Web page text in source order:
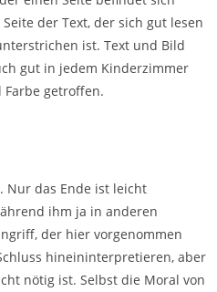
der Text, der sich gut lesen
ist. Text und Bild
gut in jedem Kinderzimmer
getroffen.
Nur das Ende ist leicht
ihm ja in anderen
der hier vorgenommen
hineininterpretieren, aber
nötig ist. Selbst die Moral von